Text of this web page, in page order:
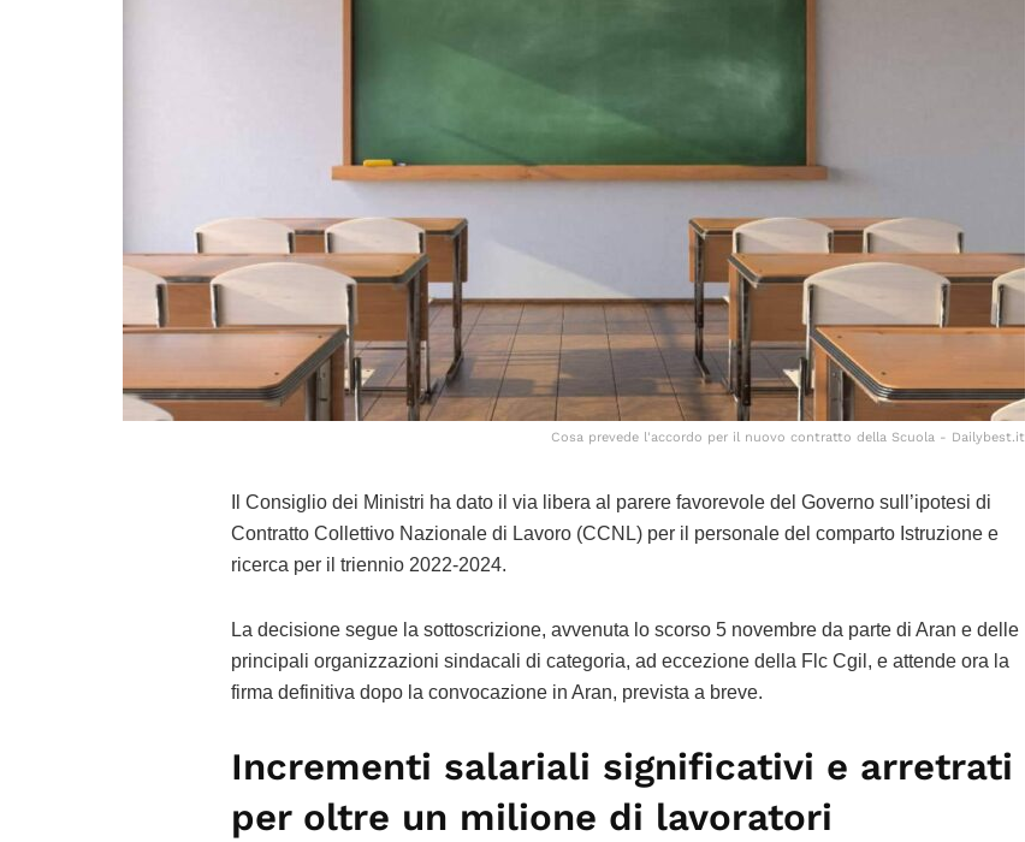
Cosa prevede l'accordo per il nuovo contratto della Scuola - Dailybest.it
Il Consiglio dei Ministri ha dato il via libera al parere favorevole del Governo sull’ipotesi di
Contratto Collettivo Nazionale di Lavoro (CCNL) per il personale del comparto Istruzione e
ricerca per il triennio 2022-2024.
La decisione segue la sottoscrizione, avvenuta lo scorso 5 novembre da parte di Aran e delle
principali organizzazioni sindacali di categoria, ad eccezione della Flc Cgil, e attende ora la
firma definitiva dopo la convocazione in Aran, prevista a breve.
Incrementi salariali significativi e arretrati
per oltre un milione di lavoratori